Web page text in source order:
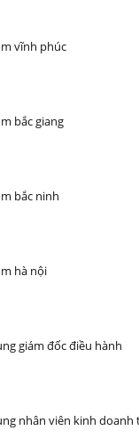
vĩnh phúc
bắc giang
bắc ninh
hà nội
giám đốc điều hành
nhân viên kinh doanh